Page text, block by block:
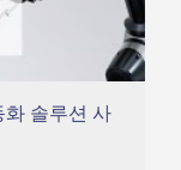
화 솔루션 사